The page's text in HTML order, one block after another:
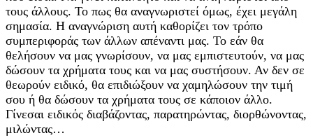
τους άλλους. Το πως θα αναγνωριστεί όμως, έχει μεγάλη
σημασία. Η αναγνώριση αυτή καθορίζει τον τρόπο
συμπεριφοράς των άλλων απέναντι μας. Το εάν θα
θελήσουν να μας γνωρίσουν, να μας εμπιστευτούν, να μας
δώσουν τα χρήματα τους και να μας συστήσουν. Αν δεν σε
θεωρούν ειδικό, θα επιδιώξουν να χαμηλώσουν την τιμή
σου ή θα δώσουν τα χρήματα τους σε κάποιον άλλο.
Γίνεσαι ειδικός διαβάζοντας, παρατηρώντας, διορθώνοντας,
μιλώντας…